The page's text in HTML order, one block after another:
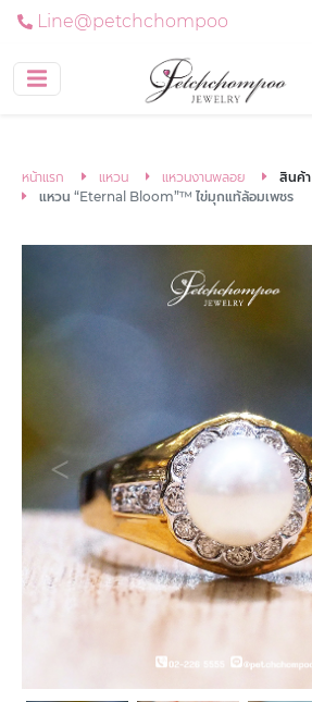
Line@petchchompoo
หน้าแรก แหวน แหวนงานพลอย
สินค้า
แหวน “Eternal Bloom”™ ไข่มุกแท้ล้อมเพชร